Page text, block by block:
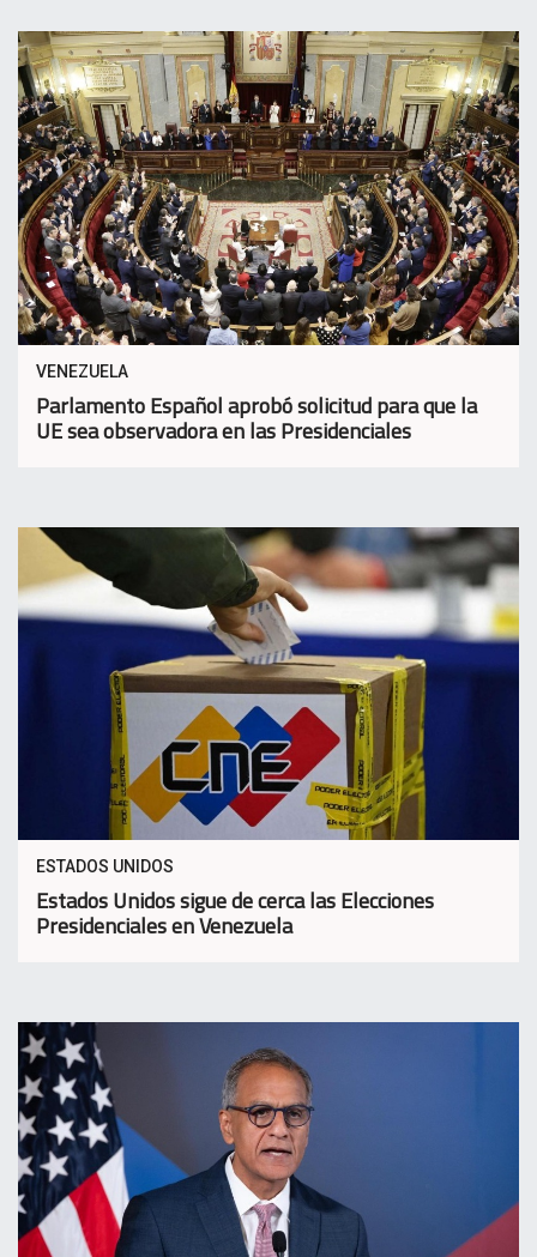
VENEZUELA
Parlamento Español aprobó solicitud para que la
UE sea observadora en las Presidenciales
ESTADOS UNIDOS
Estados Unidos sigue de cerca las Elecciones
Presidenciales en Venezuela